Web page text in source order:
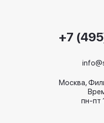
+7
Москва,
пн-пт